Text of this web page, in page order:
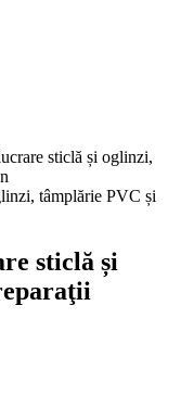
sticlă și oglinzi,
sticlă și